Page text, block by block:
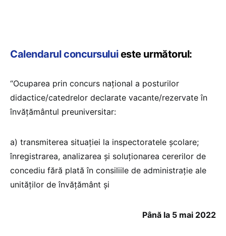
Calendarul concursuluieste următorul:
“Ocuparea prin concurs naţional a posturilor
didactice/catedrelor declarate vacante/rezervate în
învățământul preuniversitar:
a) transmiterea situaţiei la inspectoratele şcolare;
înregistrarea, analizarea şi soluţionarea cererilor de
concediu fără plată în consiliile de administraţie ale
unităţilor de învăţământ şi
Până la 5 mai 2022